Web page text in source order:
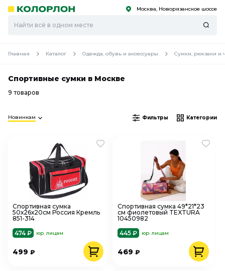
Скоро
Скоро Москва, Новорязанское шоссе
Главная Каталог Одежда, обувь и аксессуары Сумки, рюкзаки и
Спортивные сумки в Москве
9 товаров
Новинкам Фильтры Категории
Спортивная сумка
50х26х20см Россия Кремль
851-314
474 ₽
юр. лицам
499 ₽
Спортивная сумка 49*21*23
см фиолетовый TEXTURA
10450982
445 ₽
юр. лицам
469₽